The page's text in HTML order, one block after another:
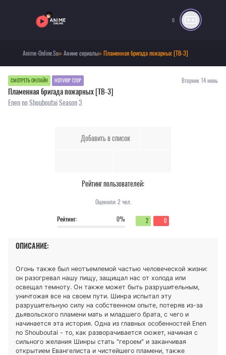
0
Anime-Online.Su»Аниме сериалы» Пламенная бригада пожарных [ТВ-3]
СМОТРЕТЬ ОНЛАЙН HDTVRIP 720P Вторник 14 июнь
Пламенная бригада пожарных [ТВ-3]
Enen no Shouboutai Season 3
Добавить в список
Рейтинг пользователей:
Оценили:2чел.
Рейтинг:
0% 2 0
ОПИСАНИЕ:
Огонь также был неотъемлемой частью человеческой жизни:
он разогревал нашу пищу, защищал нас от холода или
освещал темноту. Он также может быть разрушительным,
уничтожая все на своем пути. Шинра испытал эту
разрушительную силу на собственном опыте, потеряв из-за
дьявольского пламени мать и младшего брата, с чего и
начинается эта история. Одна из главных особенностей Enen
no Shouboutai - то, как разворачивается сюжет, начиная с
сильного желания Шинры стать "героем" и заканчивая
открытием Евангелиста и чистейшего пламени, также